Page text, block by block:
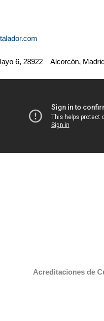
6, 28922 – Alcorcón,
Acreditaciones de